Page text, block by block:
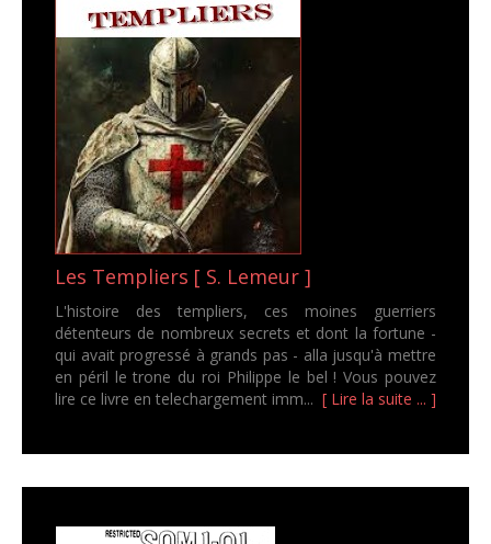
Les Templiers [ S. Lemeur ]
L'histoire des templiers, ces moines guerriers
détenteurs de nombreux secrets et dont la fortune -
qui avait progressé à grands pas - alla jusqu'à mettre
en péril le trone du roi Philippe le bel ! Vous pouvez
lire ce livre en telechargement imm... [ Lire la suite ... ]